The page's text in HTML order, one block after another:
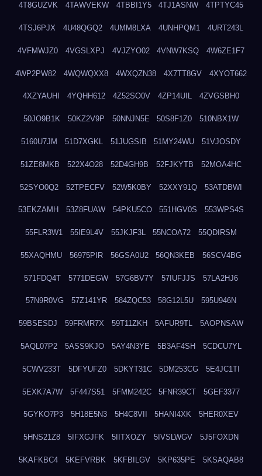
4T8GUZVK 4TAWVEKW 4TBBI1Y5 4TJ1ASNW 4TPTYC45
4TSJ6PJX 4U48QGQ2 4UMM8LXA 4UNHPQM1 4URT243L
4VFMWJZ0 4VGSLXPJ 4VJZYO02 4VNW7KSQ 4W6ZE1F7
4WP2PW82 4WQWQXX8 4WXQZN38 4X7TT8GV 4XYOT662
4XZYAUHI 4YQHH612 4Z52SO0V 4ZP14UIL 4ZVGSBH0
50JO9B1K 50KZ2V9P 50NNJN5E 50S8F1Z0 510NBX1W
5160U7JM 51D7XGKL 51JUGSIB 51MY24WU 51VJOSDY
51ZE8MKB 522X4O28 52D4GH9B 52FJKYTB 52MOA4HC
52SYO0Q2 52TPECFV 52W5K0BY 52XXY91Q 53ATDBWI
53EKZAMH 53Z8FUAW 54PKU5CO 551HGV0S 553WPS4S
55FLR3W1 55IE9L4V 55JKJF3L 55NCOA72 55QDIRSM
55XAQHMU 56975PIR 56GSA0U2 56QN3KEB 56SCV4BG
571FDQ4T 5771DEGW 57G6BV7Y 57IUFJJS 57LA2HJ6
57N9R0VG 57Z141YR 584ZQC53 58G12L5U 595U946N
59BSESDJ 59FRMR7X 59T11ZKH 5AFUR9TL 5AOPNSAW
5AQL07P2 5ASS9KJO 5AY4N3YE 5B3AF4SH 5CDCU7YL
5CWV233T 5DFYUFZ0 5DKYT31C 5DM253CG 5E4JC1TI
5EXK7A7W 5F447S51 5FMM242C 5FNR39CT 5GEF3377
5GYKO7P3 5H18E5N3 5H4C8VII 5HANI4XK 5HER0XEV
5HNS21Z8 5IFXGJFK 5IITXOZY 5IVSLWGV 5J5FOXDN
5KAFKBC4 5KEFVRBK 5KFBILGV 5KP635PE 5KSAQAB8